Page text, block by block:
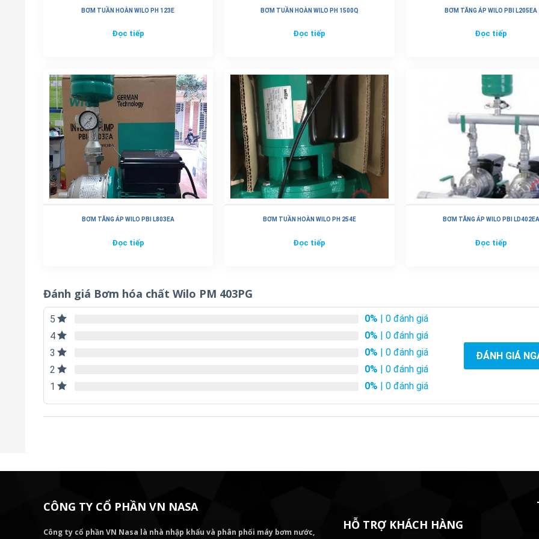
BƠM TUẦN HOÀN WILO PH 123E
Đọc tiếp
BƠM TUẦN HOÀN WILO PH 1500Q
Đọc tiếp
BƠM TĂNG ÁP WILO PBI L205EA
Đọc tiếp
BƠM TĂNG ÁP WILO PBI L803EA
Đọc tiếp
BƠM TUẦN HOÀN WILO PH 254E
Đọc tiếp
BƠM TĂNG ÁP WILO PBI LD402EA
Đọc tiếp
Đánh giá Bơm hóa chất Wilo PM 403PG
5 0% | 0 đánh giá
4
0% | 0 đánh giá
3
0% | 0 đánh giá
2
0% | 0 đánh giá
1
0% | 0 đánh giá
ĐÁNH GIÁ
CÔNG TY CỔ PHẦN VN NASA
Công ty cổ phần VN Nasa là nhà nhập khẩu và phân phối máy bơm nước,
HỖ TRỢ KHÁCH HÀNG